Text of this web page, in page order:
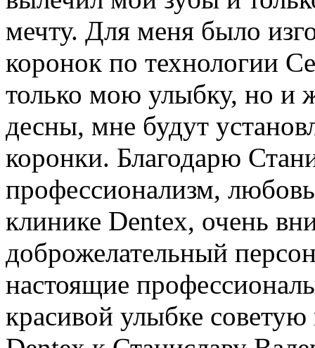
мечту. Для меня было
коронок по технологии
только мою улыбку, но и
десны, мне будут
коронки. Благодарю
профессионализм,
клинике Dentex, очень
доброжелательный
настоящие
красивой улыбке